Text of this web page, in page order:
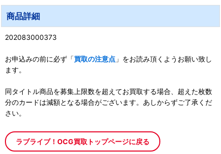
商品詳細
202083000373
お申込みの前に必ず「買取の注意点 」をお読み頂くようお願い致し
ます。
同タイトル商品を募集上限数を超えてお買取する場合、超えた枚数
分のカードは減額となる場合がございます。あしからずご了承くだ
さい。
ラブライブ！OCG買取トップページに戻る